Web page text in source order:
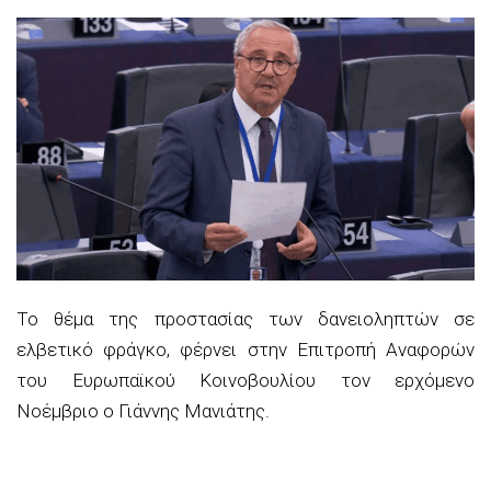
Το θέμα της προστασίας των δανειοληπτών σε
ελβετικό φράγκο, φέρνει στην Επιτροπή Αναφορών
του Ευρωπαϊκού Κοινοβουλίου τον ερχόμενο
Νοέμβριο ο Γιάννης Μανιάτης.